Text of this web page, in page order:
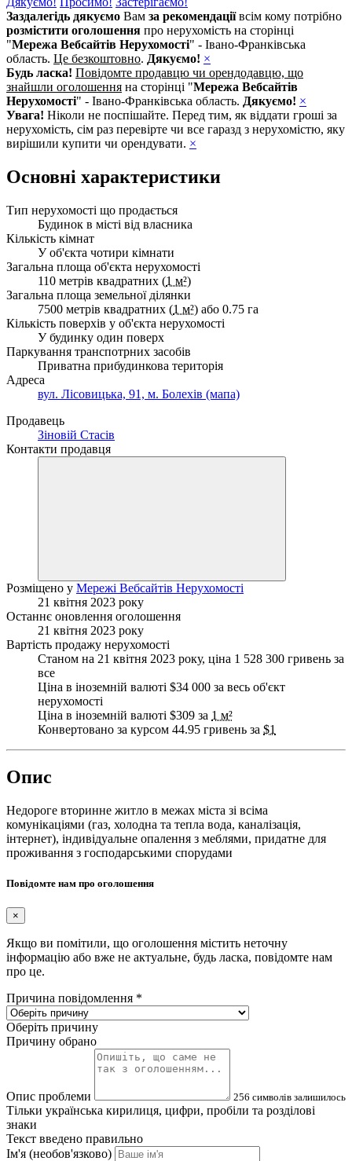
Заздалегідь дякуємо Вам за рекомендаціївсім кому потрібно
розмістити оголошення про нерухомість на сторінці
"Мережа Вебсайтів Нерухомості" - Івано-Франківська
область. Це безкоштовно. Дякуємо! ×
Будь ласка! Повідомте продавцю чи орендодавцю, що
знайшли оголошення на сторінці "Мережа Вебсайтів
Нерухомості" - Івано-Франківська область. Дякуємо! ×
Увага! Ніколи не поспішайте. Перед тим, як віддати гроші за
нерухомість, сім раз перевірте чи все гаразд з нерухомістю, яку
вирішили купити чи орендувати. ×
Основні характеристики
Тип нерухомості що продається
Будинок в місті від власника
Кількість кімнат
У об'єкта чотири кімнати
Загальна площа об'єкта нерухомості
110 метрів квадратних (1 м²)
Загальна площа земельної ділянки
7500 метрів квадратних (1 м²) або 0.75 га
Кількість поверхів у об'єкта нерухомості
У будинку один поверх
Паркування транспотрних засобів
Приватна прибудинкова територія
Адреса
вул. Лісовицька, 91, м. Болехів (мапа)
Продавець
Зіновій Стасів
Контакти продавця
Розміщено у Мережі Вебсайтів Нерухомості
21 квітня 2023 року
Останнє оновлення оголошення
21 квітня 2023 року
Вартість продажу нерухомості
Станом на 21 квітня 2023 року, ціна 1 528 300 гривень за
все
Ціна в іноземній валюті $34 000 за весь об'єкт
нерухомості
Ціна в іноземній валюті $309 за 1 м²
Конвертовано за курсом 44.95 гривень за $1
Опис
Недороге вторинне житло в межах міста зі всіма
комунікаціями (газ, холодна та тепла вода, каналізація,
інтернет), індивідуальне опалення з меблями, придатне для
проживання з господарськими спорудами
Повідомте нам про оголошення
×
Якщо ви помітили, що оголошення містить неточну
інформацію або вже не актуальне, будь ласка, повідомте нам
про це.
Причина повідомлення *
Оберіть причину
Причину обрано
Опис проблеми 256 символів залишилось
Тільки українська кирилиця, цифри, пробіли та розділові
знаки
Текст введено правильно
Ім'я (необов'язково)